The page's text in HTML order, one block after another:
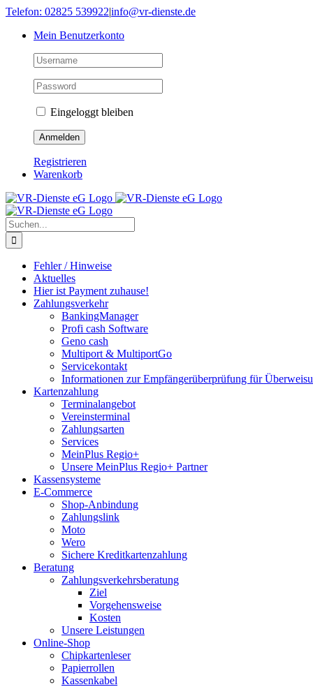
Skip
content
Telefon: 02825 539922|info@vr-dienste.de
Mein Benutzerkonto
Eingeloggt bleiben
Registrieren
Warenkorb
Suche
nach:
Fehler / Hinweise
Aktuelles
Hier ist Payment zuhause!
Zahlungsverkehr
BankingManager
Profi cash Software
Geno cash
Multiport & MultiportGo
Servicekontakt
Informationen zur Empfängerüberprüfung für
Kartenzahlung
Terminalangebot
Vereinsterminal
Zahlungsarten
Services
MeinPlus Regio+
Unsere MeinPlus Regio+ Partner
Kassensysteme
E-Commerce
Shop-Anbindung
Zahlungslink
Moto
Wero
Sichere Kreditkartenzahlung
Beratung
Zahlungsverkehrsberatung
Ziel
Vorgehensweise
Kosten
Unsere Leistungen
Online-Shop
Chipkartenleser
Papierrollen
Kassenkabel